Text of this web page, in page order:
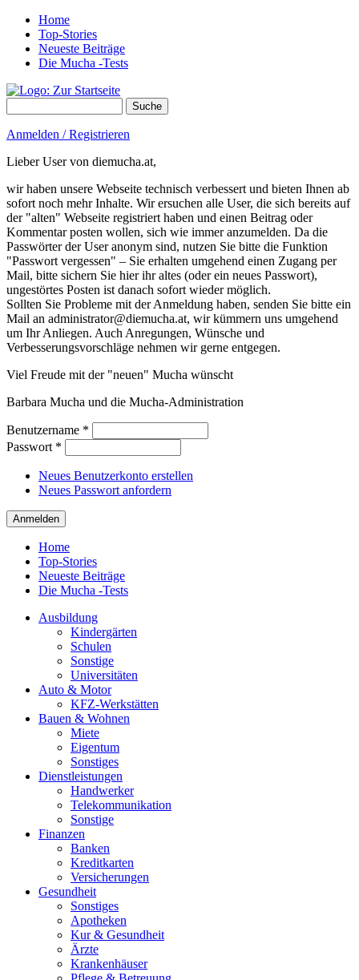
Home
Top-Stories
Neueste Beiträge
Die Mucha -Tests
Anmelden / Registrieren
Lieber User von diemucha.at,
wir haben unsere Webseite technisch verbessert und bieten Ihnen ab
sofort noch mehr Inhalte. Wir ersuchen alle User, die sich bereits auf
der "alten" Webseite registriert haben und einen Beitrag oder
Kommentar posten wollen, sich wie immer anzumelden. Da die
Passwörter der User anonym sind, nutzen Sie bitte die Funktion
"Passwort vergessen" – Sie erhalten umgehend einen Zugang per
Mail, bitte sichern Sie hier ihr altes (oder ein neues Passwort),
ungestörtes Posten ist danach sofort wieder möglich.
Sollten Sie Probleme mit der Anmeldung haben, senden Sie bitte ein
Mail an administrator@diemucha.at, wir kümmern uns umgehend
um Ihr Anliegen. Auch Anregungen, Wünsche und
Verbesserungsvorschläge nehmen wir gerne entgegen.
Viel Freude mit der "neuen" Mucha wünscht
Barbara Mucha und die Mucha-Administration
Benutzername *
Passwort *
Neues Benutzerkonto erstellen
Neues Passwort anfordern
Home
Top-Stories
Neueste Beiträge
Die Mucha -Tests
Ausbildung
Kindergärten
Schulen
Sonstige
Universitäten
Auto & Motor
KFZ-Werkstätten
Bauen & Wohnen
Miete
Eigentum
Sonstiges
Dienstleistungen
Handwerker
Telekommunikation
Sonstige
Finanzen
Banken
Kreditkarten
Versicherungen
Gesundheit
Sonstiges
Apotheken
Kur & Gesundheit
Ärzte
Krankenhäuser